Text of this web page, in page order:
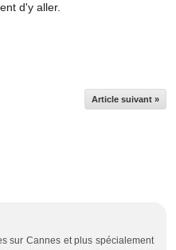
d'y aller.
Article suivant »
sur Cannes et plus spécialement